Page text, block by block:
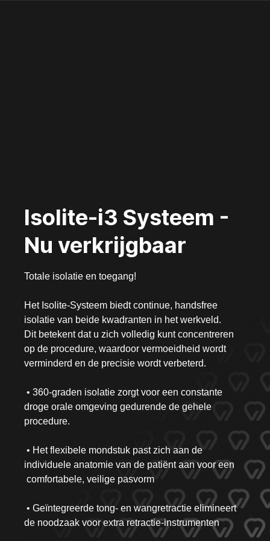
Isolite-i3 Systeem -
Nu verkrijgbaar
Totale isolatie en toegang!
Het Isolite-Systeem biedt continue, handsfree
isolatie van beide kwadranten in het werkveld.
Dit betekent dat u zich volledig kunt concentreren
op de procedure, waardoor vermoeidheid wordt
verminderd en de precisie wordt verbeterd.
• 360-graden isolatie zorgt voor een constante
droge orale omgeving gedurende de gehele
procedure.
• Het flexibele mondstuk past zich aan de
individuele anatomie van de patiënt aan voor een
comfortabele, veilige pasvorm
• Geïntegreerde tong- en wangretractie elimineert
de noodzaak voor extra retractie-instrumenten